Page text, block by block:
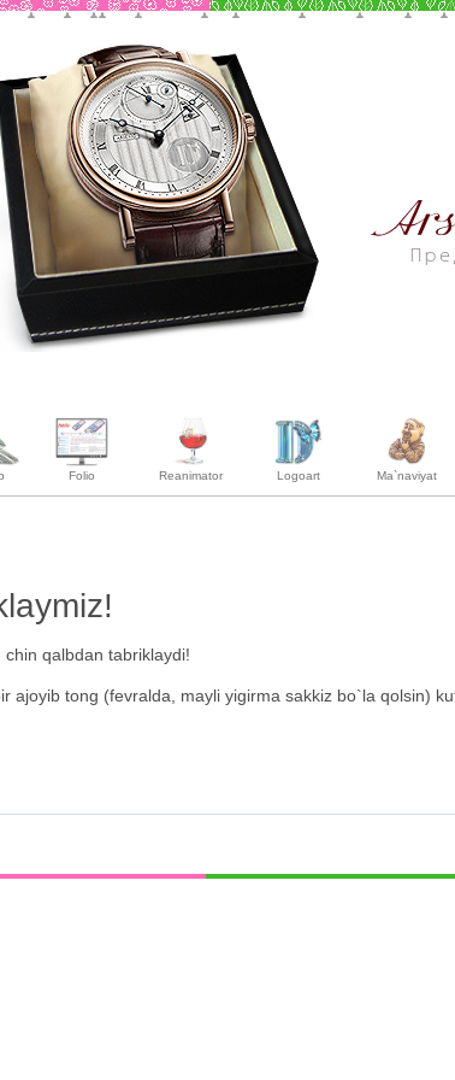
Folio Reanimator Logoart Ma`naviyat
qalbdan tabriklaydi!
ajoyib tong (fevralda, mayli yigirma sakkiz bo`la qolsin)